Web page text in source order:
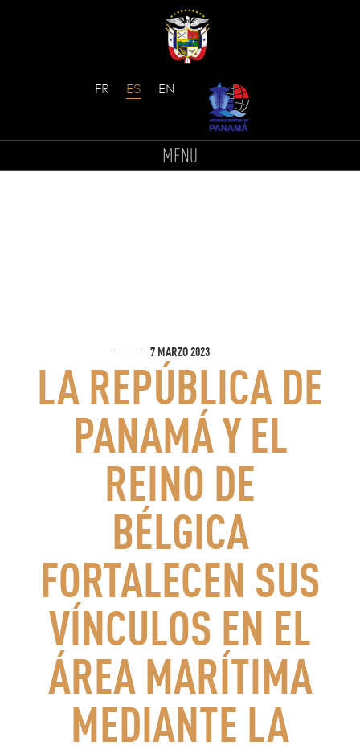
content
MENU
LA REPÚBLICA DE
PANAMÁ Y EL
REINO DE
BÉLGICA
FORTALECEN SUS
VÍNCULOS EN EL
ÁREA MARÍTIMA
MEDIANTE LA
7 MARZO 2023